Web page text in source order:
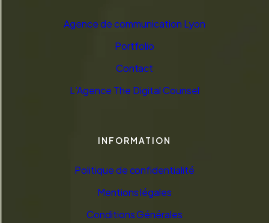
Agence de communication Lyon
Portfolio
Contact
L’Agence The Digital Counsel
INFORMATION
Politique de confidentialité
Mentions légales
Conditions Générales